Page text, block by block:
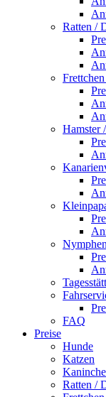
Ratten /
Hamster
FAQ
Preise
Hunde
Katzen
Ratten /